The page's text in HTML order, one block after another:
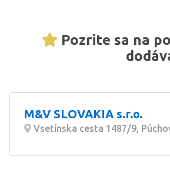
Pozrite sa na
M&V SLOVAKIA s.r.o.
Vsetínska cesta 1487/9,